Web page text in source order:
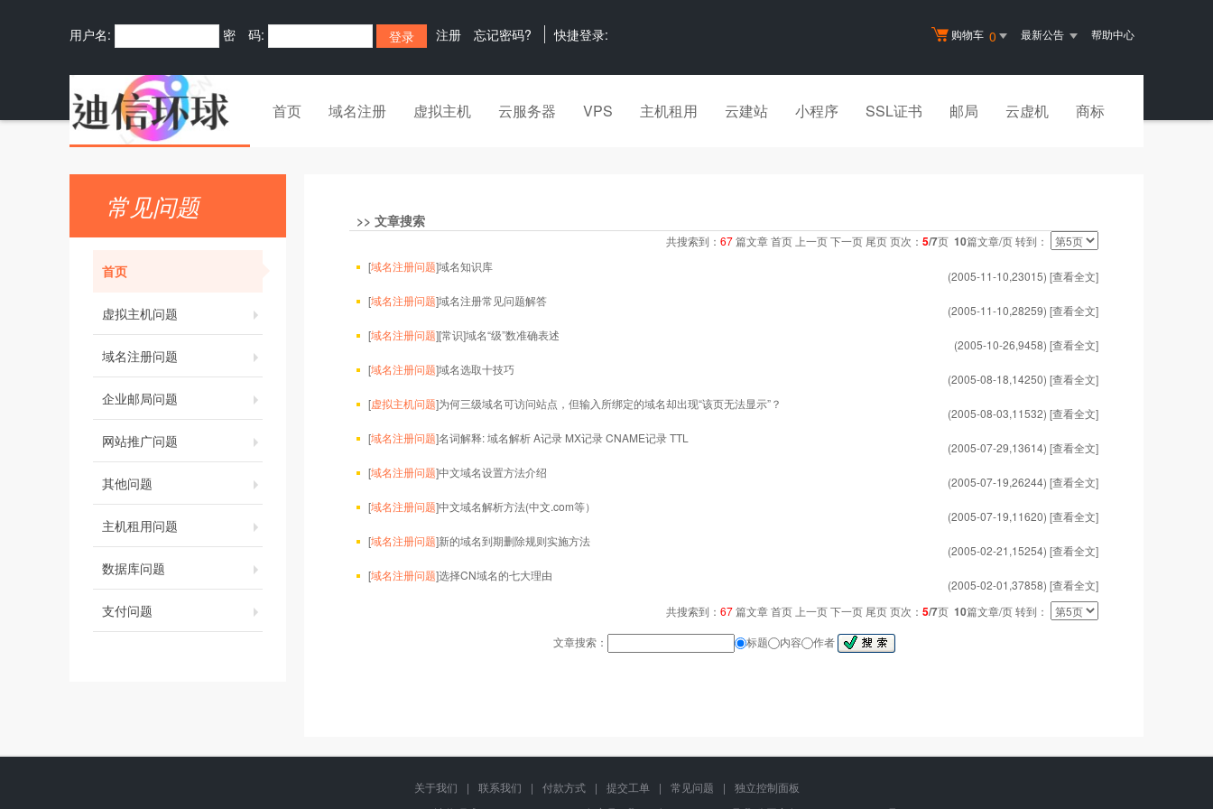
购物车 0 最新公告 帮助中心
用户名: 密 码: 注册 忘记密码? 快捷登录:
首页 域名注册 虚拟主机 云服务器 VPS 主机租用 云建站 小程序 SSL证书 邮局 云虚机 商标
常见问题
首页
虚拟主机问题
域名注册问题
企业邮局问题
网站推广问题
其他问题
主机租用问题
数据库问题
支付问题
>> 文章搜索
共搜索到： 67篇文章首页 上一页下一页 尾页页次： 5/7页 10篇文章/页 转到：
[域名注册问题]域名知识库
(2005-11-10,23015) [查看全文]
[域名注册问题]域名注册常见问题解答
(2005-11-10,28259) [查看全文]
[域名注册问题][常识]域名“级”数准确表述
(2005-10-26,9458) [查看全文]
[域名注册问题]域名选取十技巧
(2005-08-18,14250) [查看全文]
[虚拟主机问题]为何三级域名可访问站点，但输入所绑定的域名却出现“该页无法显示”？
(2005-08-03,11532) [查看全文]
[域名注册问题]名词解释: 域名解析 A记录 MX记录 CNAME记录 TTL
(2005-07-29,13614) [查看全文]
[域名注册问题]中文域名设置方法介绍
(2005-07-19,26244) [查看全文]
[域名注册问题]中文域名解析方法(中文.com等）
(2005-07-19,11620) [查看全文]
[域名注册问题]新的域名到期删除规则实施方法
(2005-02-21,15254) [查看全文]
[域名注册问题]选择CN域名的七大理由
(2005-02-01,37858) [查看全文]
共搜索到： 67篇文章首页 上一页下一页 尾页页次： 5/7页 10篇文章/页 转到：
文章搜索：
标题 内容 作者
关于我们 | 联系我们 | 付款方式 | 提交工单 | 常见问题 |
独立控制面板